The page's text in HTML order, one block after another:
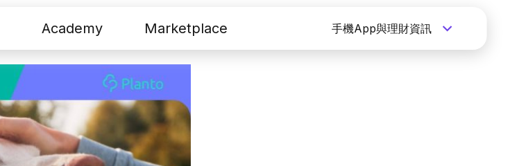
Academy Marketplace 手機App與理財資訊